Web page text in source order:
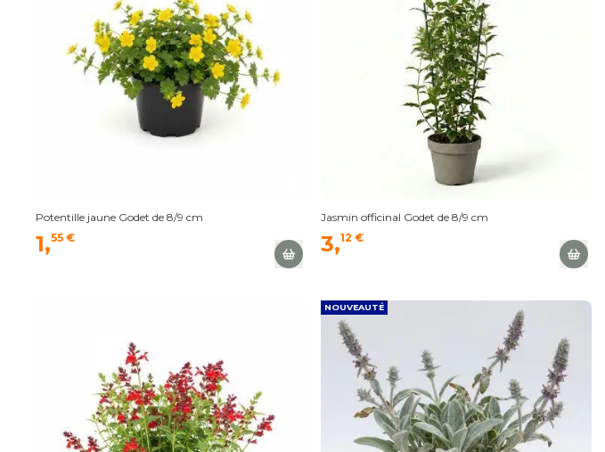
Potentille jaune Godet de 8/9 cm
1,55 €
Jasmin officinal Godet de 8/9 cm
3,12 €
NOUVEAUTÉ